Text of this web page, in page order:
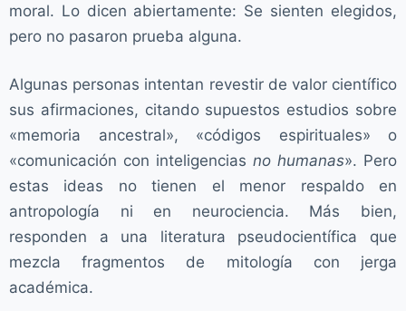
moral. Lo dicen abiertamente: Se sienten elegidos,
pero no pasaron prueba alguna.
Algunas personas intentan revestir de valor científico
sus afirmaciones, citando supuestos estudios sobre
«memoria ancestral», «códigos espirituales» o
«comunicación con inteligencias no humanas». Pero
estas ideas no tienen el menor respaldo en
antropología ni en neurociencia. Más bien,
responden a una literatura pseudocientífica que
mezcla fragmentos de mitología con jerga
académica.